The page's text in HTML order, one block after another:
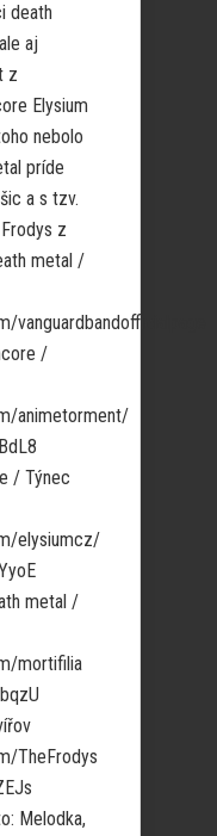
death
aj
z
Elysium
nebolo
príde
a s tzv.
z
metal /
/
animetorment/
/ Týnec
elysiumcz/
metal /
mortifilia
TheFrodys
Melodka,